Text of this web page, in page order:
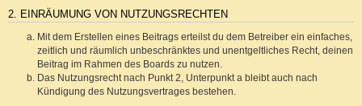
2. EINRÄUMUNG VON NUTZUNGSRECHTEN
Mit dem Erstellen eines Beitrags erteilst du dem Betreiber ein einfaches,
zeitlich und räumlich unbeschränktes und unentgeltliches Recht, deinen
Beitrag im Rahmen des Boards zu nutzen.
Das Nutzungsrecht nach Punkt 2, Unterpunkt a bleibt auch nach
Kündigung des Nutzungsvertrages bestehen.